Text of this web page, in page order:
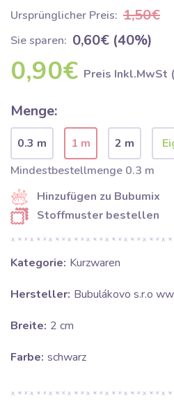
Ursprünglicher Preis: 1,50€
Sie sparen: 0,60€ (40%)
0,90€ Preis Inkl.MwSt
Menge:
0.3 m 1 m
2 m
Mindestbestellmenge 0.3 m
Hinzufügen zu Bubumix
Stoffmuster bestellen
Kategorie: Kurzwaren
Hersteller: Bubulákovo s.r.o
Breite: 2 cm
Farbe: schwarz